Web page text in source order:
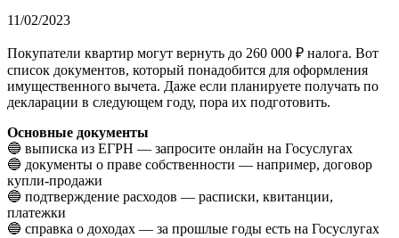
11/02/2023
Покупатели квартир могут вернуть до 260 000 ₽ налога. Вот
список документов, который понадобится для оформления
имущественного вычета. Даже если планируете получать по
декларации в следующем году, пора их подготовить.
Основные документы
🔵 выписка из ЕГРН — запросите онлайн на Госуслугах
🔵 документы о праве собственности — например, договор
купли-продажи
🔵 подтверждение расходов — расписки, квитанции,
платежки
🔵 справка о доходах — за прошлые годы есть на Госуслугах